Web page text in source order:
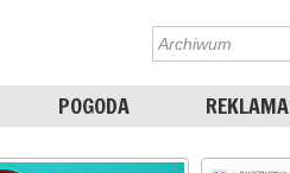
POGODA REKLAMA